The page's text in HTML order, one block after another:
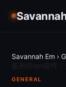
Savannah Em ›
GENERAL